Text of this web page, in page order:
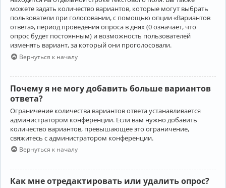
можете задать количество вариантов, которые могут выбрать
пользователи при голосовании, с помощью опции «Вариантов
ответа», период проведения опроса в днях (0 означает, что
опрос будет постоянным) и возможность пользователей
изменять вариант, за который они проголосовали.
Вернуться к началу
Почему я не могу добавить больше вариантов
ответа?
Ограничение количества вариантов ответа устанавливается
администратором конференции. Если вам нужно добавить
количество вариантов, превышающее это ограничение,
свяжитесь с администратором конференции.
Вернуться к началу
Как мне отредактировать или удалить опрос?